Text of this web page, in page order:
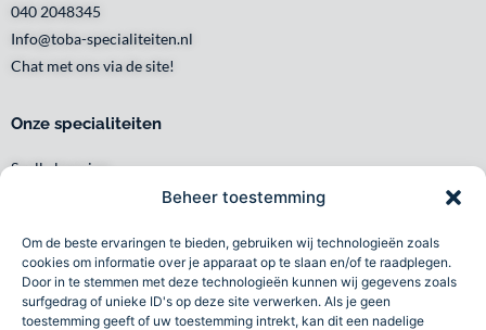
Beheer toestemming
Om de beste ervaringen te bieden, gebruiken wij technologieën zoals
cookies om informatie over je apparaat op te slaan en/of te raadplegen.
Door in te stemmen met deze technologieën kunnen wij gegevens zoals
surfgedrag of unieke ID's op deze site verwerken. Als je geen
toestemming geeft of uw toestemming intrekt, kan dit een nadelige
040 2048345
Info@toba-specialiteiten.nl
Chat met ons via de site!
Onze specialiteiten
Snelle levering
Waar en wanneer u het wilt
Persoonlijk en lokaal
Duurzaam
Betrouwbaar